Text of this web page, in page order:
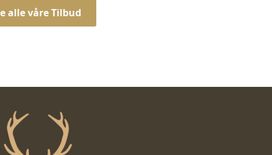
alle våre Tilbud